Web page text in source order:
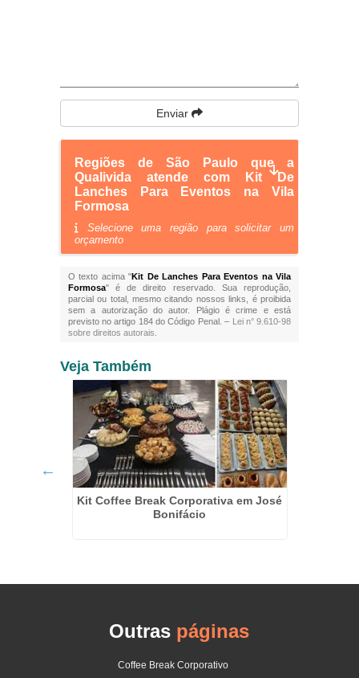
Enviar
Regiões de São Paulo que a
Qualivida atende com Kit De
Lanches Para Eventos na Vila
Formosa
Selecione uma região para solicitar um
orçamento
O texto acima "Kit De Lanches Para Eventos na Vila
Formosa" é de direito reservado. Sua reprodução,
parcial ou total, mesmo citando nossos links, é proibida
sem a autorização do autor. Plágio é crime e está
previsto no artigo 184 do Código Penal. – Lei n° 9.610-98
sobre direitos autorais
Veja Também
Kit Coffee Break Corporativa em José
Bonifácio
Outras páginas
Coffee Break Corporativo